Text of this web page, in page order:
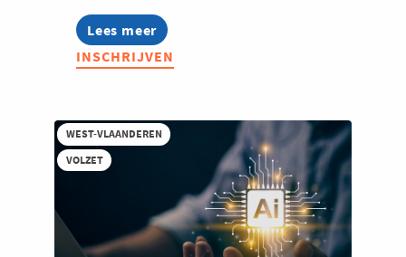
Lees meer
about
Opleiding:
AI
INSCHRIJVEN
WEST-VLAANDEREN
VOLZET
Strategie
Supply Chain
Welzijn en gezondheidszorg